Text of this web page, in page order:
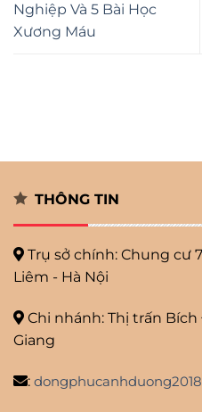
Nghiệp Và 5 Bài Học
Xương Máu
THÔNG TIN
Trụ sở chính: Chung cư
Liêm - Hà Nội
Chi nhánh: Thị trấn Bích
Giang
: dongphucanhduong2018